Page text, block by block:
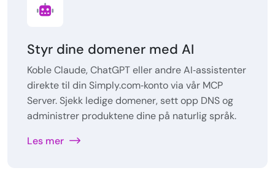
Styr dine domener med AI
Koble Claude, ChatGPT eller andre AI‑assistenter
direkte til din Simply.com‑konto via vår MCP
Server. Sjekk ledige domener, sett opp DNS og
administrer produktene dine på naturlig språk.
Les mer